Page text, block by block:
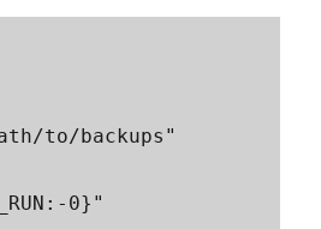
to/backups"
0}"